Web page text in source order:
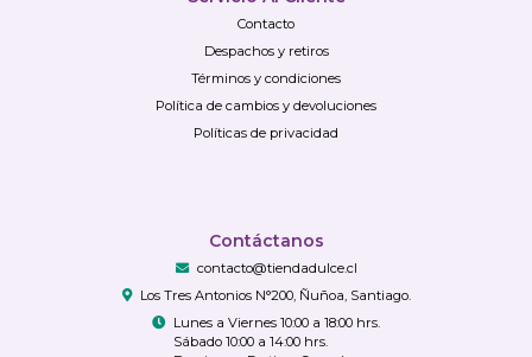
Contacto
Despachos y retiros
Términos y condiciones
Política de cambios y devoluciones
Políticas de privacidad
Contáctanos
contacto@tiendadulce.cl
Los Tres Antonios N°200, Ñuñoa, Santiago.
Lunes a Viernes 10:00 a 18:00 hrs.
Sábado 10:00 a 14:00 hrs.